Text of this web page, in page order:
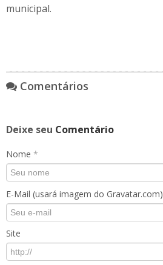
municipal.
Comentários
Deixe seu Comentário
Nome *
E-Mail (usará imagem do Gravatar.com)
Site